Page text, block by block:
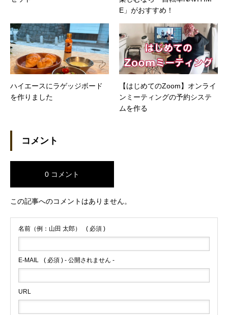
E」がおすすめ！
ハイエースにラゲッジボード
を作りました
【はじめてのZoom】オンライ
ンミーティングの予約システ
ムを作る
コメント
0 コメント
この記事へのコメントはありません。
名前（例：山田 太郎） ( 必須 )
E-MAIL ( 必須 ) - 公開されません -
URL